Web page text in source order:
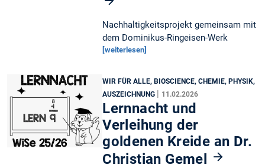
Nachhaltigkeitsprojekt gemeinsam mit
dem Dominikus-Ringeisen-Werk
[weiterlesen]
WIR FÜR ALLE, BIOSCIENCE, CHEMIE, PHYSIK,
AUSZEICHNUNG | 11.02.2026
Lernnacht und
Verleihung der
goldenen Kreide an Dr.
Christian Gemel